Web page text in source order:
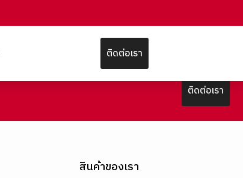
ติดต่อเรา
ติดต่อเรา
สินค้าของเรา